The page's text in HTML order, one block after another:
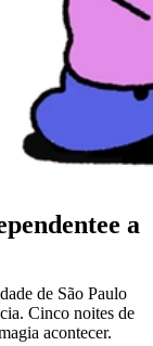
e a
de São Paulo
Cinco noites de
acontecer.